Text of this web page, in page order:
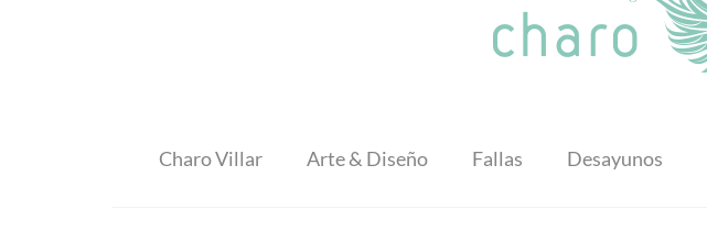
Charo Villar Arte & Diseño Fallas Desayunos